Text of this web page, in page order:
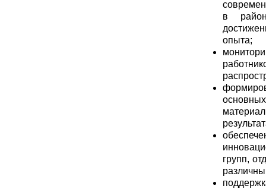
в
опыта;
групп,